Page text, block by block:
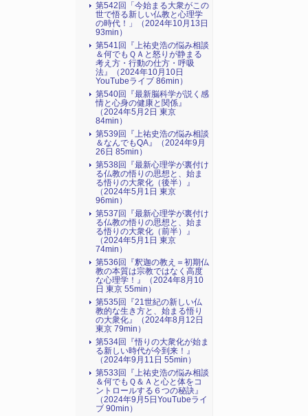
第542回「今始まる大衆がこの
世で悟る新しい仏教と心理学
の時代！」（2024年10月13日
93min）
第541回『上祐史浩の悩み相談
＆何でもＱＡと怒りが静まる
考え方・行動の仕方・呼吸
法』（2024年10月10日
YouTubeライブ 86min）
第540回『最新脳科学が説く感
情と心身の健康と関係』
（2024年5月2日 東京
84min）
第539回『上祐史浩の悩み相談
＆なんでもQA』（2024年9月
26日 85min）
第538回『最新心理学が裏付け
る仏教の悟りの思想と、始ま
る悟りの大衆化（後半）』
（2024年5月1日 東京
96min）
第537回『最新心理学が裏付け
る仏教の悟りの思想と、始ま
る悟りの大衆化（前半）』
（2024年5月1日 東京
74min）
第536回『釈迦の教え＝初期仏
教の本質は宗教ではなく高度
な心理学！』（2024年8月10
日 東京 55min）
第535回『21世紀の新しい仏
教的な生き方と、始まる悟り
の大衆化』（2024年8月12日
東京 79min）
第534回『悟りの大衆化が始ま
る新しい時代が今到来！』
（2024年9月11日 55min）
第533回『上祐史浩の悩み相談
＆何でもＱ＆Ａと心と体をコ
ントロールする６つの秘訣』
（2024年9月5日YouTubeライ
ブ 90min）